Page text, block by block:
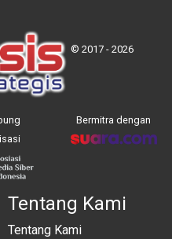
© 2017 - 2026
Bermitra dengan
Tentang Kami
Tentang Kami